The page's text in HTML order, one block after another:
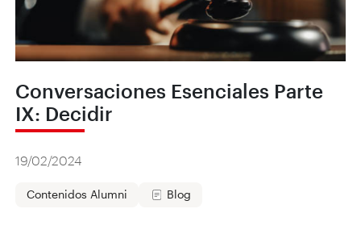
Conversaciones Esenciales Parte
IX: Decidir
19/02/2024
Contenidos Alumni Blog